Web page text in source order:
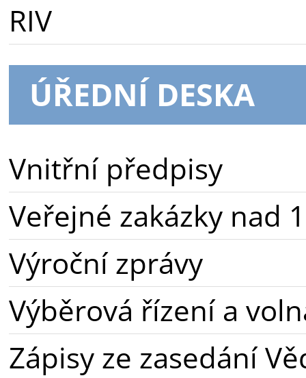
RIV
ÚŘEDNÍ DESKA
Vnitřní předpisy
Veřejné zakázky nad
Výroční zprávy
Výběrová řízení a
Zápisy ze zasedání